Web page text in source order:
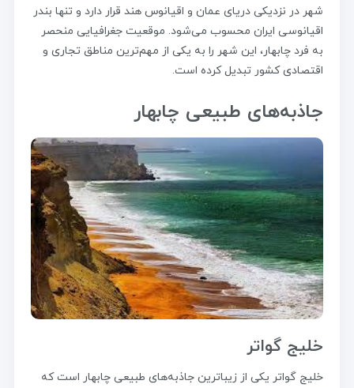
شهر در نزدیکی دریای عمان و اقیانوس هند قرار دارد و تنها بندر
اقیانوسی ایران محسوب می‌شود. موقعیت جغرافیایی منحصر
به فرد چابهار، این شهر را به یکی از مهم‌ترین مناطق تجاری و
اقتصادی کشور تبدیل کرده است.
جاذبه‌های طبیعی چابهار
خلیج گواتر
خلیج گواتر یکی از زیباترین جاذبه‌های طبیعی چابهار است که